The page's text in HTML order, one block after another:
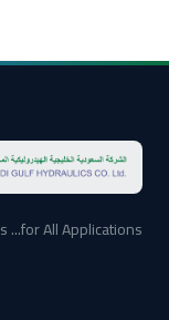
...for All Applications